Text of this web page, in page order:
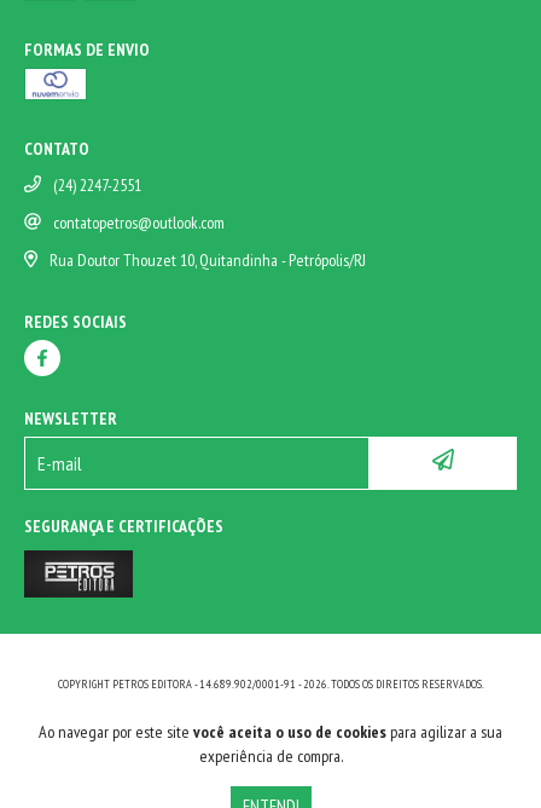
Ao navegar por este site você aceita o uso de cookiespara agilizar a sua
experiência de compra.
FORMAS DE ENVIO
CONTATO
(24) 2247-2551
contatopetros@outlook.com
Rua Doutor Thouzet 10, Quitandinha - Petrópolis/RJ
REDES SOCIAIS
NEWSLETTER
SEGURANÇA E CERTIFICAÇÕES
COPYRIGHT PETROS EDITORA - 14.689.902/0001-91 - 2026. TODOS OS DIREITOS RESERVADOS.